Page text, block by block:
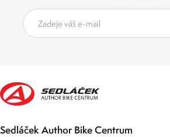
Sedláček Author Bike Centrum